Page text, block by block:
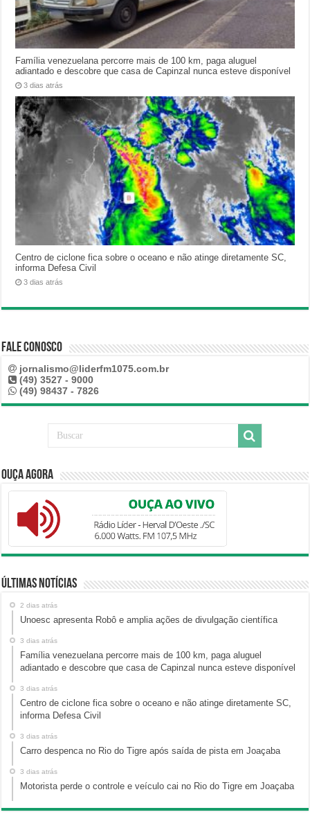
Família venezuelana percorre mais de 100 km, paga aluguel
adiantado e descobre que casa de Capinzal nunca esteve disponível
3 dias atrás
Centro de ciclone fica sobre o oceano e não atinge diretamente SC,
informa Defesa Civil
3 dias atrás
Fale Conosco
jornalismo@liderfm1075.com.br
(49) 3527 - 9000
(49) 98437 - 7826
Ouça Agora
Últimas Notícias
2 dias atrás
Unoesc apresenta Robô e amplia ações de divulgação científica
3 dias atrás
Família venezuelana percorre mais de 100 km, paga aluguel
adiantado e descobre que casa de Capinzal nunca esteve disponível
3 dias atrás
Centro de ciclone fica sobre o oceano e não atinge diretamente SC,
informa Defesa Civil
3 dias atrás
Carro despenca no Rio do Tigre após saída de pista em Joaçaba
3 dias atrás
Motorista perde o controle e veículo cai no Rio do Tigre em Joaçaba